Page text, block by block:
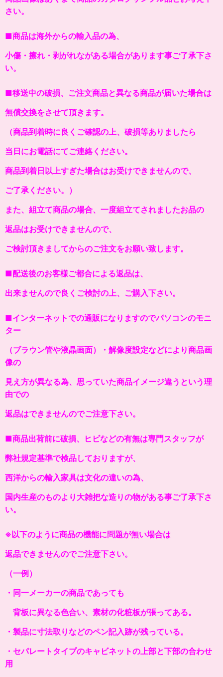
さい。
■商品は海外からの輸入品の為、
小傷・擦れ・剥がれながある場合があります事ご了承下さ
い。
■移送中の破損、ご注文商品と異なる商品が届いた場合は
無償交換をさせて頂きます。
（商品到着時に良くご確認の上、破損等ありましたら
当日にお電話にてご連絡ください。
商品到着日以上すぎた場合はお受けできませんので、
ご了承ください。）
また、組立て商品の場合、一度組立てされましたお品の
返品はお受けできませんので、
ご検討頂きましてからのご注文をお願い致します。
■配送後のお客様ご都合による返品は、
出来ませんので良くご検討の上、ご購入下さい。
■インターネットでの通販になりますのでパソコンのモニ
ター
（ブラウン管や液晶画面）・解像度設定などにより商品画
像の
見え方が異なる為、思っていた商品イメージ違うという理
由での
返品はできませんのでご注意下さい。
■商品出荷前に破損、ヒビなどの有無は専門スタッフが
弊社規定基準で検品しておりますが、
西洋からの輸入家具は文化の違いの為、
国内生産のものより大雑把な造りの物がある事ご了承下さ
い。
※以下のように商品の機能に問題が無い場合は
返品できませんのでご注意下さい。
（一例）
・同一メーカーの商品であっても
背板に異なる色合い、素材の化粧板が張ってある。
・製品に寸法取りなどのペン記入跡が残っている。
・セパレートタイプのキャビネットの上部と下部の合わせ
用